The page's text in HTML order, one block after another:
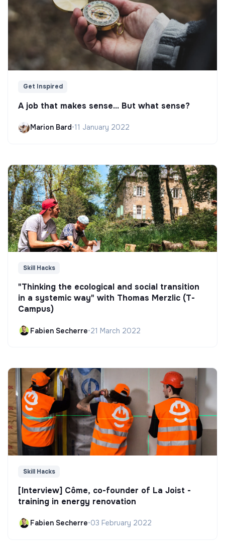
Get Inspired
A job that makes sense... But what sense?
Marion Bard•11 January 2022
Skill Hacks
"Thinking the ecological and social transition
in a systemic way" with Thomas Merzlic (T-
Campus)
Fabien Secherre•21 March 2022
Skill Hacks
[Interview] Côme, co-founder of La Joist -
training in energy renovation
Fabien Secherre•03 February 2022